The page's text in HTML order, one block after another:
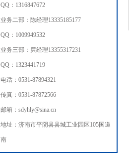
QQ：1316847672
业务二部：陈经理13335185177
QQ：1009949532
业务三部：廉经理13355317231
QQ：1323441719
电话：0531-87894321
传真：0531-87872566
邮箱：sdyhly@sina.cn
地址：济南市平阴县县城工业园区105国道
南